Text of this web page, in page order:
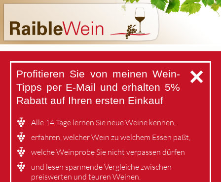
✕
Profitieren Sie von meinen Wein-
Tipps per E-Mail und erhalten 5%
Rabatt auf Ihren ersten Einkauf
Alle 14 Tage lernen Sie neue Weine kennen,
erfahren, welcher Wein zu welchem Essen paßt,
welche Weinprobe Sie nicht verpassen dürfen
und lesen spannende Vergleiche zwischen
preiswerten und teuren Weinen.